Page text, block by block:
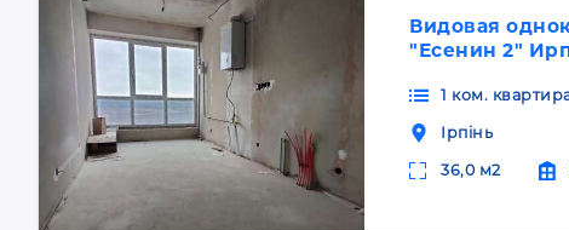
Видовая
"Есенин 2"
1 ком.
Ірпінь
36,0 м2